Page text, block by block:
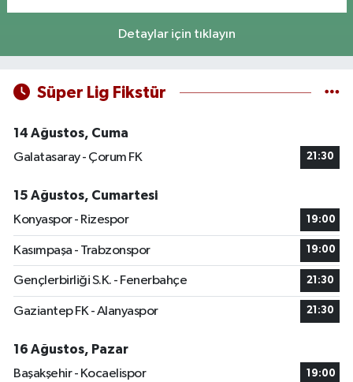
Detaylar için tıklayın
Süper Lig Fikstür
14 Ağustos, Cuma
Galatasaray - Çorum FK
21:30
15 Ağustos, Cumartesi
Konyaspor - Rizespor
19:00
Kasımpaşa - Trabzonspor 19:00
Gençlerbirliği S.K. - Fenerbahçe 21:30
Gaziantep FK - Alanyaspor 21:30
16 Ağustos, Pazar
Başakşehir - Kocaelispor
19:00